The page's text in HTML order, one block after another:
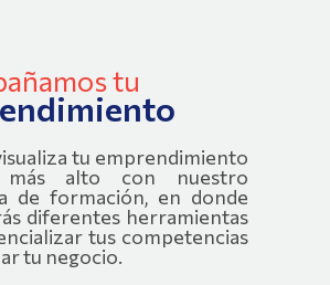
tu
tu emprendimiento
alto con nuestro
de formación, en donde
diferentes herramientas
tus competencias
tu negocio.